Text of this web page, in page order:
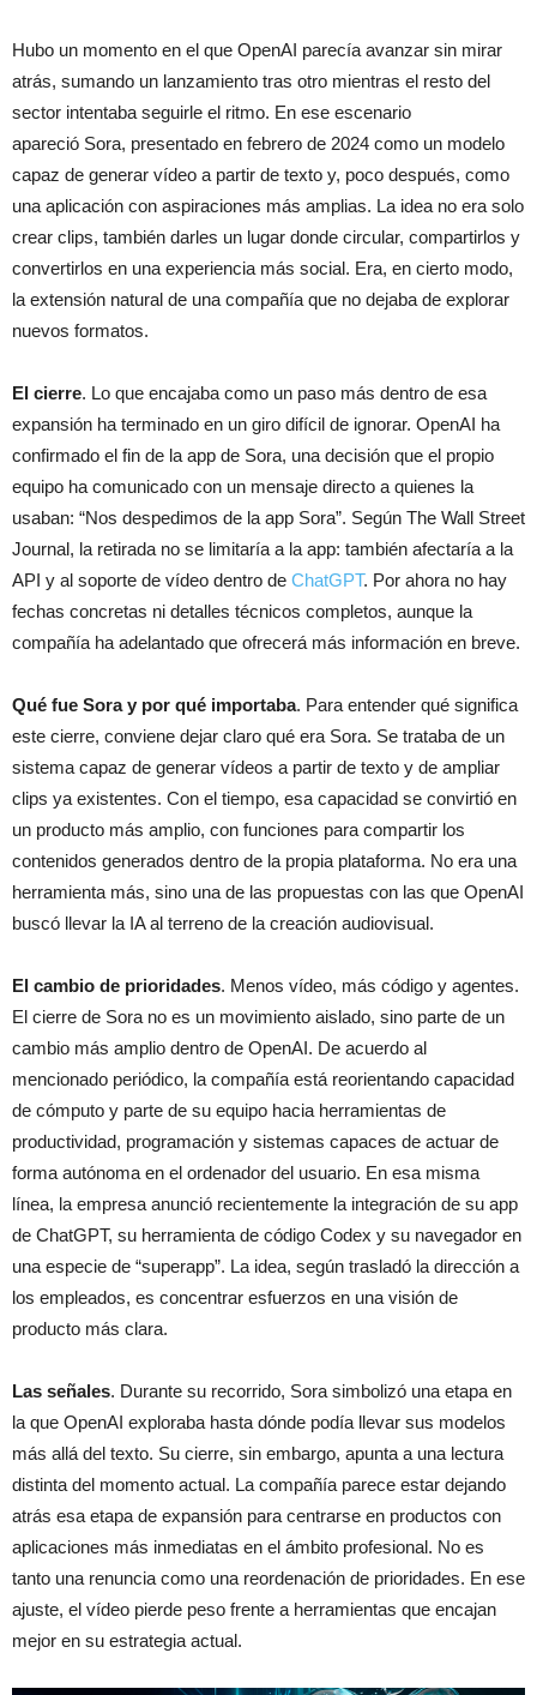
Hubo un momento en el que OpenAI parecía avanzar sin mirar
atrás, sumando un lanzamiento tras otro mientras el resto del
sector intentaba seguirle el ritmo. En ese escenario
apareció Sora, presentado en febrero de 2024 como un modelo
capaz de generar vídeo a partir de texto y, poco después, como
una aplicación con aspiraciones más amplias. La idea no era solo
crear clips, también darles un lugar donde circular, compartirlos y
convertirlos en una experiencia más social. Era, en cierto modo,
la extensión natural de una compañía que no dejaba de explorar
nuevos formatos.
El cierre. Lo que encajaba como un paso más dentro de esa
expansión ha terminado en un giro difícil de ignorar. OpenAI ha
confirmado el fin de la app de Sora, una decisión que el propio
equipo ha comunicado con un mensaje directo a quienes la
usaban: “Nos despedimos de la app Sora”. Según The Wall Street
Journal, la retirada no se limitaría a la app: también afectaría a la
API y al soporte de vídeo dentro de ChatGPT. Por ahora no hay
fechas concretas ni detalles técnicos completos, aunque la
compañía ha adelantado que ofrecerá más información en breve.
Qué fue Sora y por qué importaba. Para entender qué significa
este cierre, conviene dejar claro qué era Sora. Se trataba de un
sistema capaz de generar vídeos a partir de texto y de ampliar
clips ya existentes. Con el tiempo, esa capacidad se convirtió en
un producto más amplio, con funciones para compartir los
contenidos generados dentro de la propia plataforma. No era una
herramienta más, sino una de las propuestas con las que OpenAI
buscó llevar la IA al terreno de la creación audiovisual.
El cambio de prioridades. Menos vídeo, más código y agentes.
El cierre de Sora no es un movimiento aislado, sino parte de un
cambio más amplio dentro de OpenAI. De acuerdo al
mencionado periódico, la compañía está reorientando capacidad
de cómputo y parte de su equipo hacia herramientas de
productividad, programación y sistemas capaces de actuar de
forma autónoma en el ordenador del usuario. En esa misma
línea, la empresa anunció recientemente la integración de su app
de ChatGPT, su herramienta de código Codex y su navegador en
una especie de “superapp”. La idea, según trasladó la dirección a
los empleados, es concentrar esfuerzos en una visión de
producto más clara.
Las señales. Durante su recorrido, Sora simbolizó una etapa en
la que OpenAI exploraba hasta dónde podía llevar sus modelos
más allá del texto. Su cierre, sin embargo, apunta a una lectura
distinta del momento actual. La compañía parece estar dejando
atrás esa etapa de expansión para centrarse en productos con
aplicaciones más inmediatas en el ámbito profesional. No es
tanto una renuncia como una reordenación de prioridades. En ese
ajuste, el vídeo pierde peso frente a herramientas que encajan
mejor en su estrategia actual.